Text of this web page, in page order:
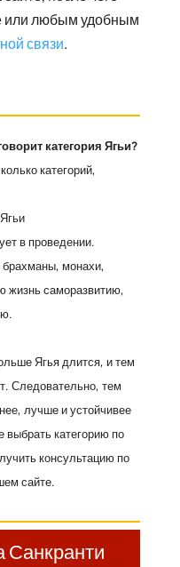
или любым удобным
связи.
категория Ягьи?
категорий,
в проведении.
монахи,
жизнь саморазвитию,
Ягья длится, и тем
Следовательно, тем
лучше и устойчивее
категорию по
консультацию по
сайте.
Санкранти